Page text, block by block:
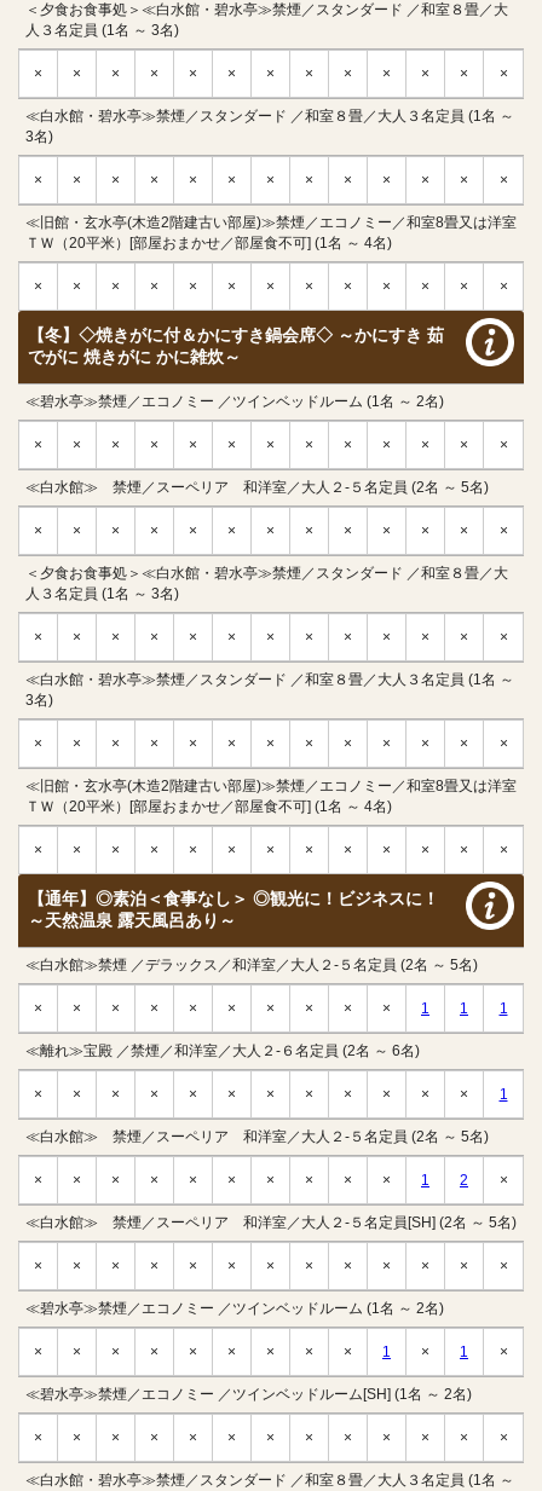
＜夕食お食事処＞≪白水館・碧水亭≫禁煙／スタンダード ／和室８畳／大
人３名定員 (1名 ～ 3名)
× × × × × × × × × × × × ×
≪白水館・碧水亭≫禁煙／スタンダード ／和室８畳／大人３名定員 (1名 ～
3名)
× × × × × × × × × × × × ×
≪旧館・玄水亭(木造2階建古い部屋)≫禁煙／エコノミー／和室8畳又は洋室
ＴＷ（20平米）[部屋おまかせ／部屋食不可] (1名 ～ 4名)
× × × × × × × × × × × × ×
【冬】◇焼きがに付＆かにすき鍋会席◇ ～かにすき 茹
でがに 焼きがに かに雑炊～
≪碧水亭≫禁煙／エコノミー ／ツインベッドルーム (1名 ～ 2名)
× × × × × × × × × × × × ×
≪白水館≫ 禁煙／スーペリア 和洋室／大人２-５名定員 (2名 ～ 5名)
× × × × × × × × × × × × ×
＜夕食お食事処＞≪白水館・碧水亭≫禁煙／スタンダード ／和室８畳／大
人３名定員 (1名 ～ 3名)
× × × × × × × × × × × × ×
≪白水館・碧水亭≫禁煙／スタンダード ／和室８畳／大人３名定員 (1名 ～
3名)
× × × × × × × × × × × × ×
≪旧館・玄水亭(木造2階建古い部屋)≫禁煙／エコノミー／和室8畳又は洋室
ＴＷ（20平米）[部屋おまかせ／部屋食不可] (1名 ～ 4名)
× × × × × × × × × × × × ×
【通年】◎素泊＜食事なし＞ ◎観光に！ビジネスに！
～天然温泉 露天風呂あり～
≪白水館≫禁煙 ／デラックス／和洋室／大人２-５名定員 (2名 ～ 5名)
× × × × × × × × × × 1 1 1
≪離れ≫宝殿 ／禁煙／和洋室／大人２-６名定員 (2名 ～ 6名)
× × × × × × × × × × × × 1
≪白水館≫ 禁煙／スーペリア 和洋室／大人２-５名定員 (2名 ～ 5名)
× × × × × × × × × × 1 2 ×
≪白水館≫ 禁煙／スーペリア 和洋室／大人２-５名定員[SH] (2名 ～ 5名)
× × × × × × × × × × × × ×
≪碧水亭≫禁煙／エコノミー ／ツインベッドルーム (1名 ～ 2名)
× × × × × × × × × 1 × 1 ×
≪碧水亭≫禁煙／エコノミー ／ツインベッドルーム[SH] (1名 ～ 2名)
× × × × × × × × × × × × ×
≪白水館・碧水亭≫禁煙／スタンダード ／和室８畳／大人３名定員 (1名 ～